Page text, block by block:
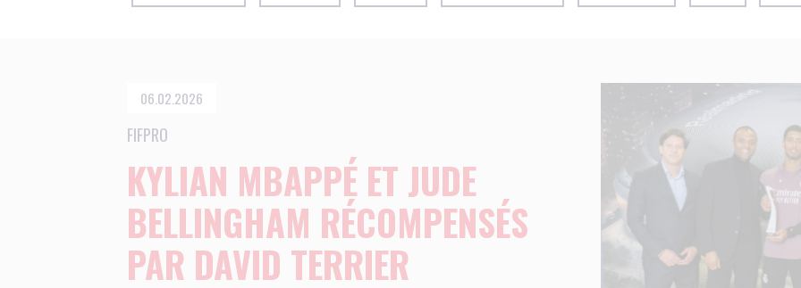
06.02.2026
FIFPRO
KYLIAN MBAPPÉ ET JUDE
BELLINGHAM RÉCOMPENSÉS
PAR DAVID TERRIER